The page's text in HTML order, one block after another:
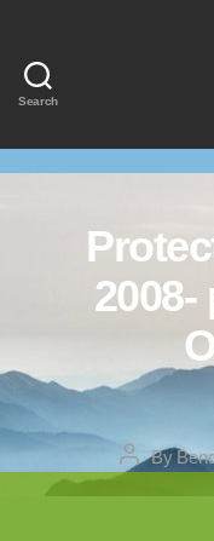
Search
2008-
Post
author
By